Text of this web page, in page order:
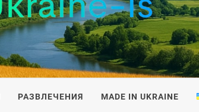
РАЗВЛЕЧЕНИЯ MADE IN UKRAINE